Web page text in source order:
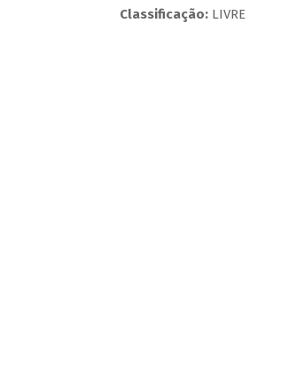
Classificação:LIVRE